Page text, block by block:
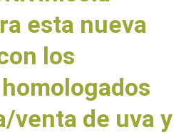
esta nueva
los
venta de uva y